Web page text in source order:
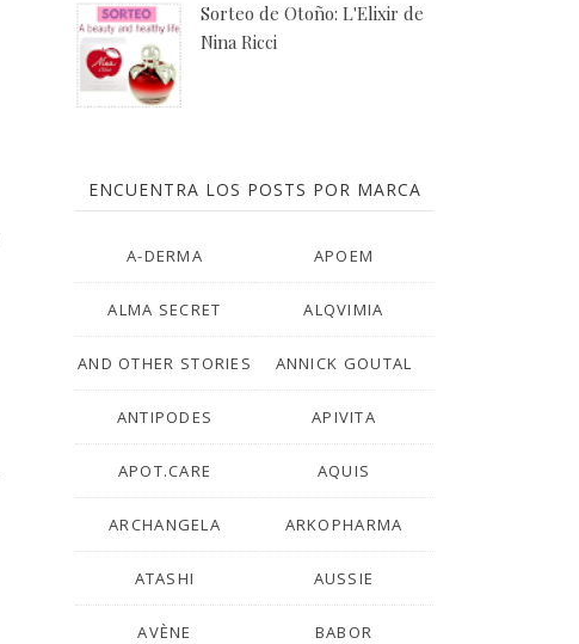
Sorteo de Otoño: L'Elixir de
Nina Ricci
ENCUENTRA LOS POSTS POR MARCA
A-DERMA APOEM
ALMA SECRET ALQVIMIA
AND OTHER STORIES ANNICK GOUTAL
ANTIPODES APIVITA
APOT.CARE AQUIS
ARCHANGELA ARKOPHARMA
ATASHI AUSSIE
AVÈNE BABOR